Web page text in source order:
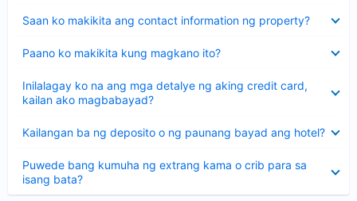
Saan ko makikita ang contact information ng property?
ang
Paano ko makikita kung magkano ito?
ang
Inilalagay ko na ang mga detalye ng aking credit card,
kailan ako magbabayad?
ang
sagot
Kailangan ba ng deposito o ng paunang bayad ang hotel?
ang
Puwede bang kumuha ng extrang kama o crib para sa
isang bata?
ang
sagot